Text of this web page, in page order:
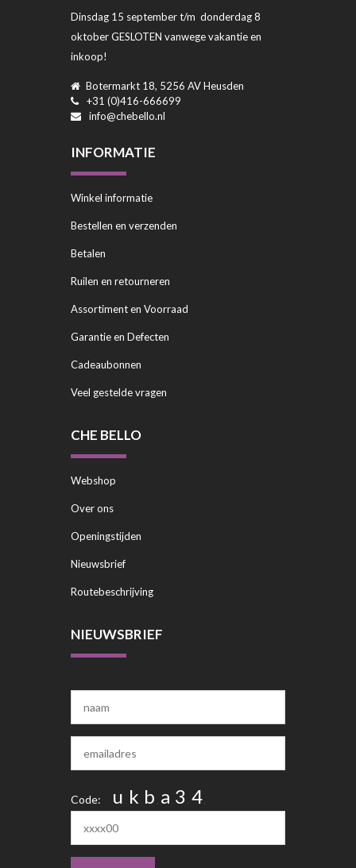
Dinsdag 15 september t/m donderdag 8
oktober GESLOTEN vanwege vakantie en
inkoop!
Botermarkt 18, 5256 AV Heusden
+31 (0)416-666699
info@chebello.nl
INFORMATIE
Winkel informatie
Bestellen en verzenden
Betalen
Ruilen en retourneren
Assortiment en Voorraad
Garantie en Defecten
Cadeaubonnen
Veel gestelde vragen
CHE BELLO
Webshop
Over ons
Openingstijden
Nieuwsbrief
Routebeschrijving
NIEUWSBRIEF
Code: u k b a 3 4